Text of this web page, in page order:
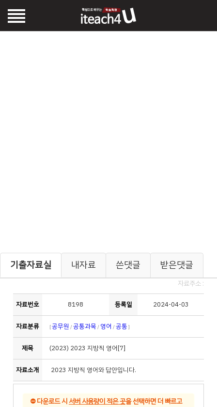
기출자료실 내자료 쓴댓글 받은댓글
자료주소 :
자료번호 8198 등록일 2024-04-03
자료분류 [공무원 /공통과목 / 영어 /공통 ]
제목 (2023) 2023 지방직 영어[7]
자료소개 2023 지방직 영어와 답안입니다.
⛔다운로드 시서버 사용량이 적은 곳을 선택하면 더 빠르고